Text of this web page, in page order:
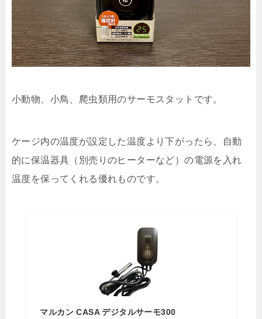
小動物、小鳥、爬虫類用のサーモスタットです。
ケージ内の温度が設定した温度より下がったら、自動
的に保温器具（別売りのヒーターなど）の電源を入れ
温度を保ってくれる優れものです。
マルカン CASA デジタルサーモ300